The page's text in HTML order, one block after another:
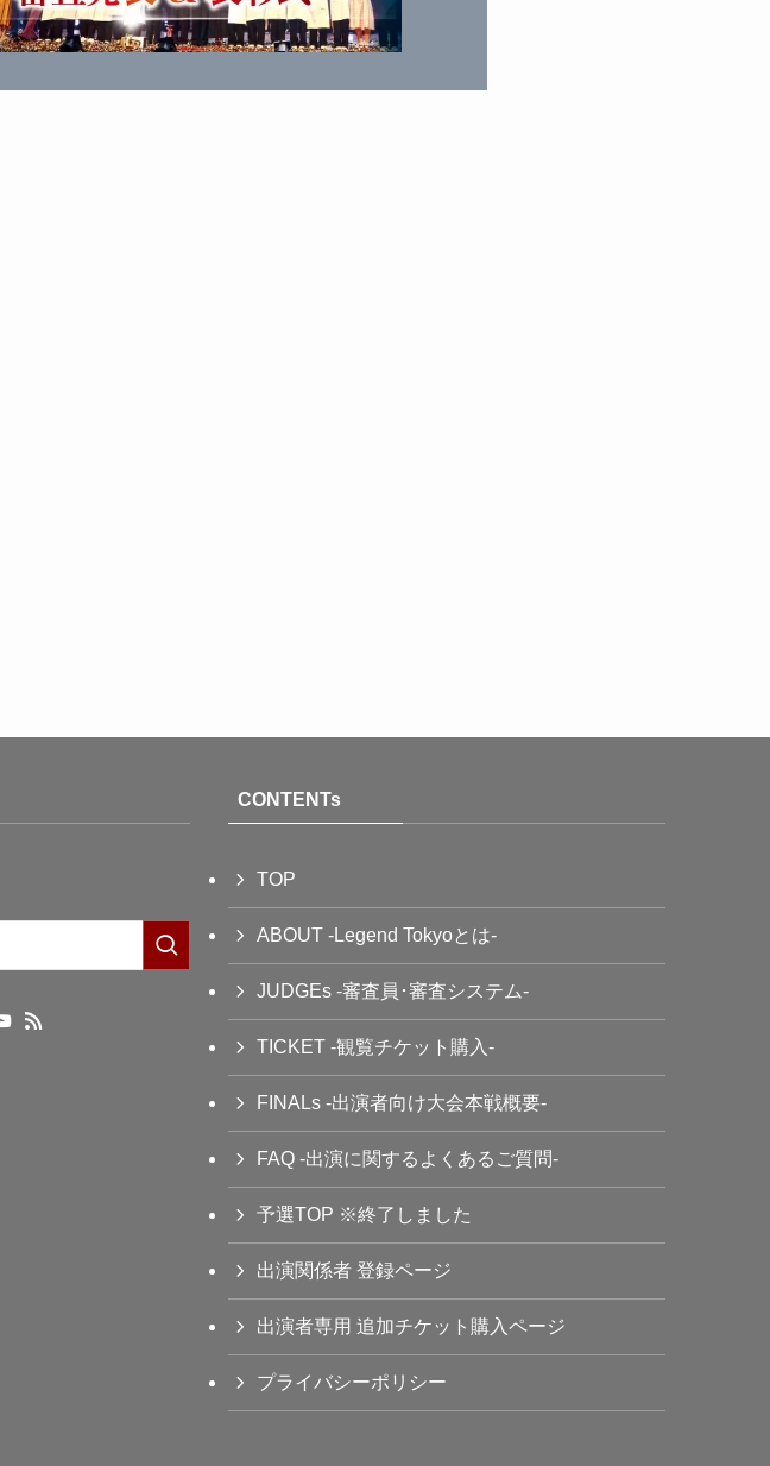
CONTENTs
TOP
ABOUT -Legend Tokyoとは-
JUDGEs -審査員･審査システム-
TICKET -観覧チケット購入-
FINALs -出演者向け大会本戦概要-
FAQ -出演に関するよくあるご質問-
予選TOP ※終了しました
出演関係者 登録ページ
出演者専用 追加チケット購入ページ
プライバシーポリシー